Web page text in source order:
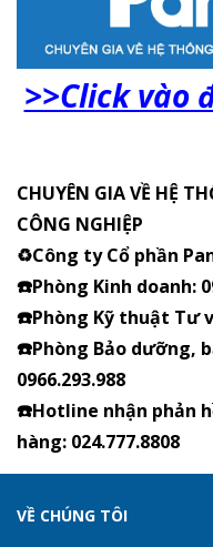
>>Click vào
CHUYÊN GIA VỀ HỆ
CÔNG NGHIỆP
♻️Công ty Cổ phần
☎️Phòng Kinh doanh:
☎️Phòng Kỹ thuật Tư
☎️Phòng Bảo dưỡng,
0966.293.988
☎️Hotline nhận phản
hàng: 024.777.8808
VỀ CHÚNG TÔI